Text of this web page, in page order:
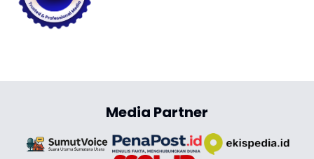
Media Partner